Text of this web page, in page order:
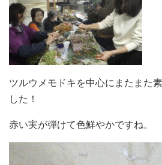
ツルウメモドキを中心にまたまた
した！
赤い実が弾けて色鮮やかですね。